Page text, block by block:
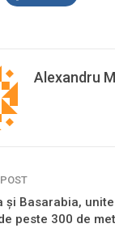
Alexandru
și Basarabia,
peste 300 de